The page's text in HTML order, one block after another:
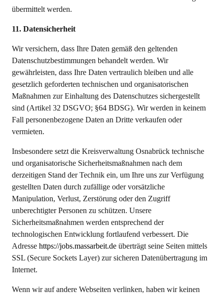
übermittelt werden.
11. Datensicherheit
Wir versichern, dass Ihre Daten gemäß den geltenden
Datenschutzbestimmungen behandelt werden. Wir
gewährleisten, dass Ihre Daten vertraulich bleiben und alle
gesetzlich geforderten technischen und organisatorischen
Maßnahmen zur Einhaltung des Datenschutzes sichergestellt
sind (Artikel 32 DSGVO; §64 BDSG). Wir werden in keinem
Fall personenbezogene Daten an Dritte verkaufen oder
vermieten.
Insbesondere setzt die Kreisverwaltung Osnabrück technische
und organisatorische Sicherheitsmaßnahmen nach dem
derzeitigen Stand der Technik ein, um Ihre uns zur Verfügung
gestellten Daten durch zufällige oder vorsätzliche
Manipulation, Verlust, Zerstörung oder den Zugriff
unberechtigter Personen zu schützen. Unsere
Sicherheitsmaßnahmen werden entsprechend der
technologischen Entwicklung fortlaufend verbessert. Die
Adresse https://jobs.massarbeit.de überträgt seine Seiten mittels
SSL (Secure Sockets Layer) zur sicheren Datenübertragung im
Internet.
Wenn wir auf andere Webseiten verlinken, haben wir keinen